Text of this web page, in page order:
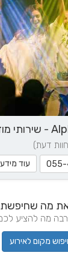
055- עוד מידע
מה
מה להציע
מקום לאירוע